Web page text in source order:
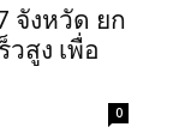
จังหวัด ยก
สูง เพื่อ
0